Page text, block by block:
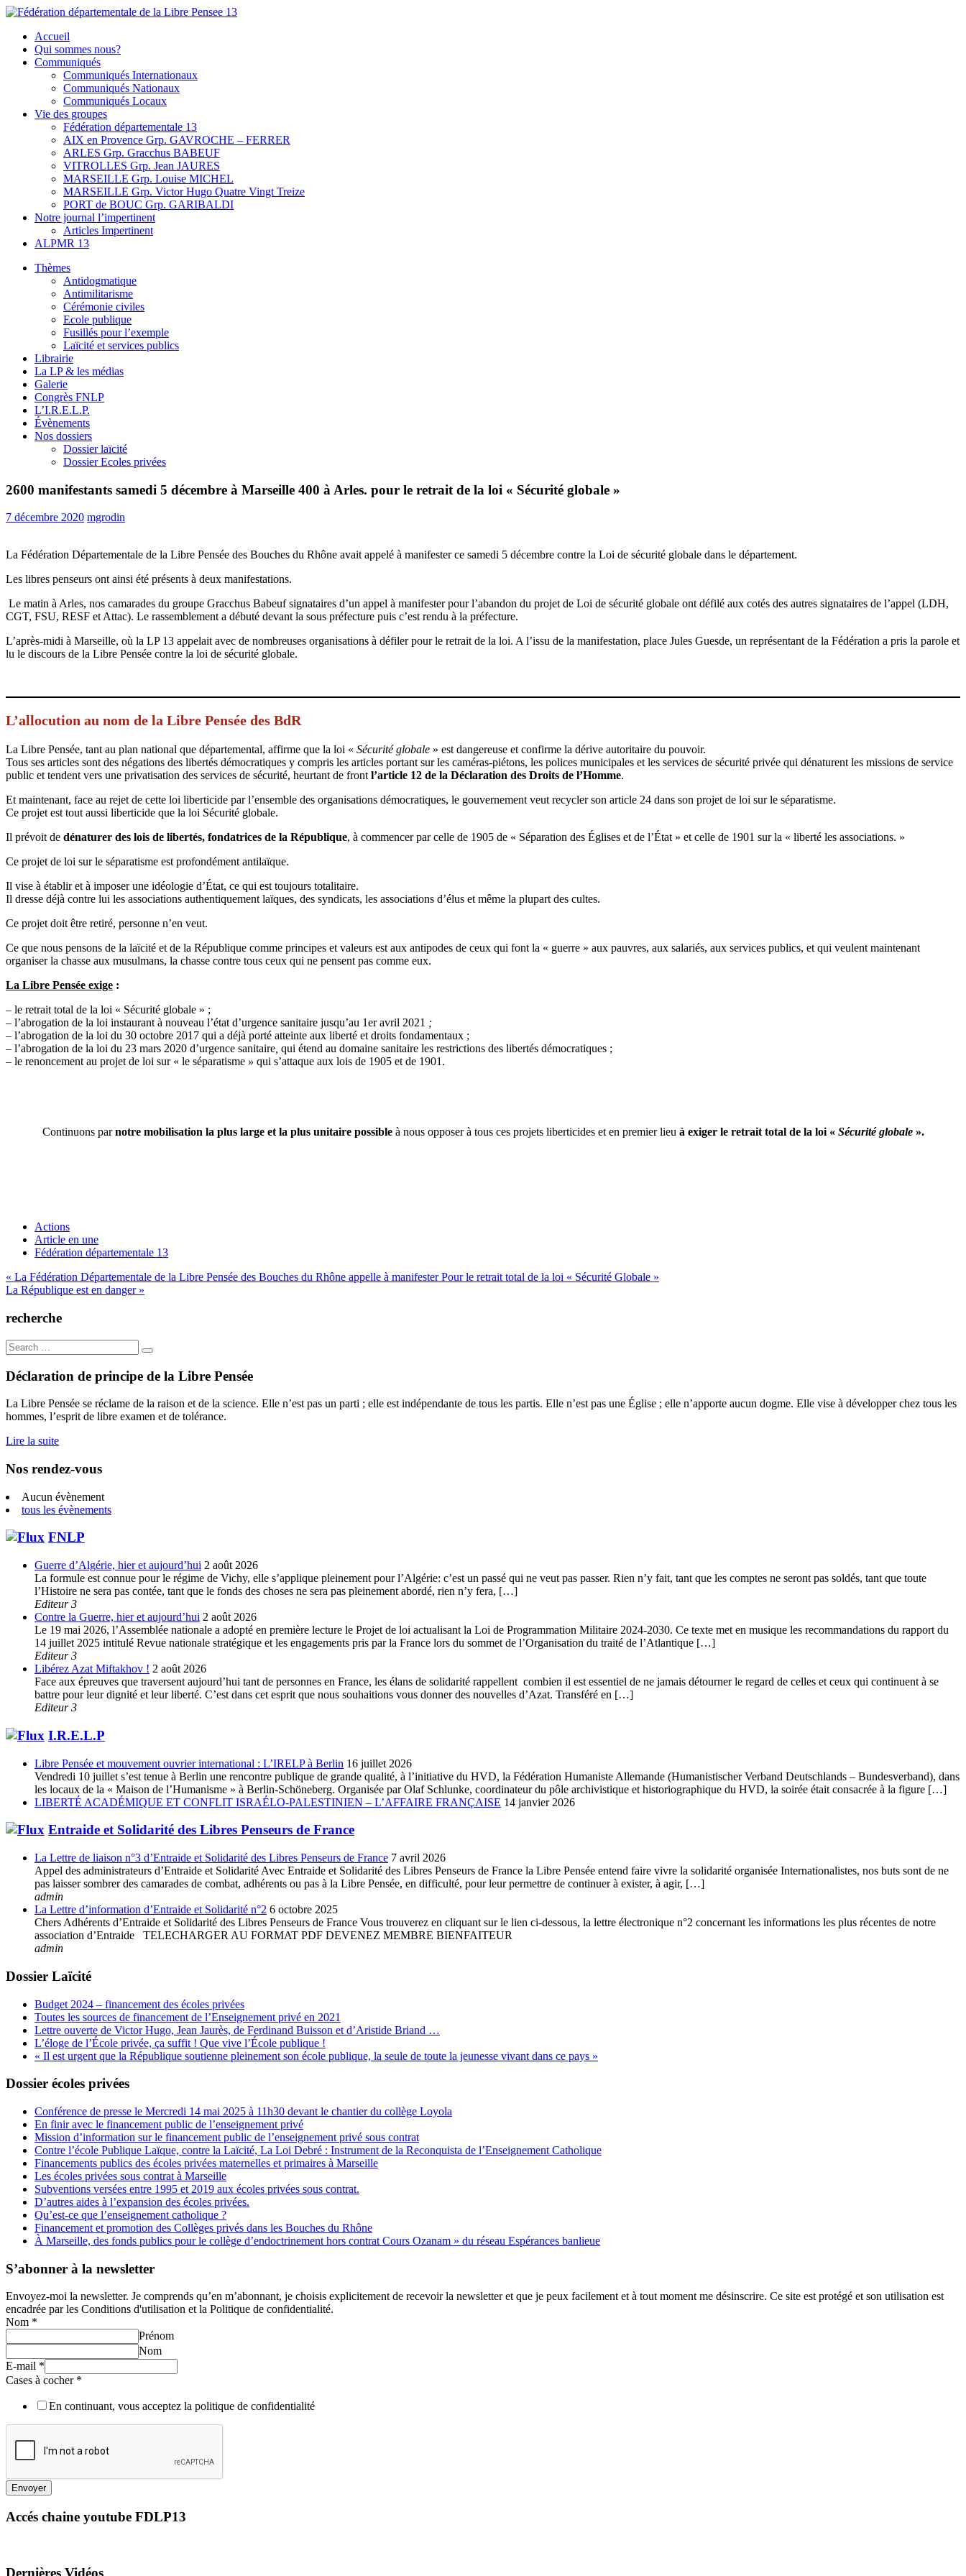
Skip
content
Fédération départementale de la Libre Pensee 13
Membre de la fédération Nationale de la Libre Pensée ni dieu ni maitre
Accueil
Qui sommes nous?
Communiqués
Communiqués Internationaux
Communiqués Nationaux
Communiqués Locaux
Vie des groupes
Fédération départementale 13
AIX en Provence Grp. GAVROCHE – FERRER
ARLES Grp. Gracchus BABEUF
VITROLLES Grp. Jean JAURES
MARSEILLE Grp. Louise MICHEL
MARSEILLE Grp. Victor Hugo Quatre Vingt Treize
PORT de BOUC Grp. GARIBALDI
Notre journal l’impertinent
Articles Impertinent
ALPMR 13
Thèmes
Antidogmatique
Antimilitarisme
Cérémonie civiles
Ecole publique
Fusillés pour l’exemple
Laïcité et services publics
Librairie
La LP & les médias
Galerie
Congrès FNLP
L’I.R.E.L.P.
Évènements
Nos dossiers
Dossier laïcité
Dossier Ecoles privées
2600 manifestants samedi 5 décembre à Marseille 400 à Arles. pour le retrait de la loi « Sécurité globale »
7 décembre 2020 mgrodin
La Fédération Départementale de la Libre Pensée des Bouches du Rhône avait appelé à manifester ce samedi 5 décembre contre la Loi de sécurité globale dans le département.
Les libres penseurs ont ainsi été présents à deux manifestations.
Le matin à Arles, nos camarades du groupe Gracchus Babeuf signataires d’un appel à manifester pour l’abandon du projet de Loi de sécurité globale ont défilé aux cotés des autres signataires de l’appel (LDH,
CGT, FSU, RESF et Attac). Le rassemblement a débuté devant la sous préfecture puis c’est rendu à la préfecture.
L’après-midi à Marseille, où la LP 13 appelait avec de nombreuses organisations à défiler pour le retrait de la loi. A l’issu de la manifestation, place Jules Guesde, un représentant de la Fédération a pris la parole et
lu le discours de la Libre Pensée contre la loi de sécurité globale.
L’allocution au nom de la Libre Pensée des BdR
La Libre Pensée, tant au plan national que départemental, affirme que la loi « Sécurité globale » est dangereuse et confirme la dérive autoritaire du pouvoir.
Tous ses articles sont des négations des libertés démocratiques y compris les articles portant sur les caméras-piétons, les polices municipales et les services de sécurité privée qui dénaturent les missions de service
public et tendent vers une privatisation des services de sécurité, heurtant de frontl’article 12 de la Déclaration des Droits de l’Homme.
Et maintenant, face au rejet de cette loi liberticide par l’ensemble des organisations démocratiques, le gouvernement veut recycler son article 24 dans son projet de loi sur le séparatisme.
Ce projet est tout aussi liberticide que la loi Sécurité globale.
Il prévoit de dénaturer des lois de libertés, fondatrices de la République, à commencer par celle de 1905 de « Séparation des Églises et de l’État » et celle de 1901 sur la « liberté les associations. »
Ce projet de loi sur le séparatisme est profondément antilaïque.
Il vise à établir et à imposer une idéologie d’État, ce qui est toujours totalitaire.
Il dresse déjà contre lui les associations authentiquement laïques, des syndicats, les associations d’élus et même la plupart des cultes.
Ce projet doit être retiré, personne n’en veut.
Ce que nous pensons de la laïcité et de la République comme principes et valeurs est aux antipodes de ceux qui font la « guerre » aux pauvres, aux salariés, aux services publics, et qui veulent maintenant
organiser la chasse aux musulmans, la chasse contre tous ceux qui ne pensent pas comme eux.
La Libre Pensée exige :
– le retrait total de la loi « Sécurité globale » ;
– l’abrogation de la loi instaurant à nouveau l’état d’urgence sanitaire jusqu’au 1er avril 2021 ;
– l’abrogation de la loi du 30 octobre 2017 qui a déjà porté atteinte aux liberté et droits fondamentaux ;
– l’abrogation de la loi du 23 mars 2020 d’urgence sanitaire, qui étend au domaine sanitaire les restrictions des libertés démocratiques ;
– le renoncement au projet de loi sur « le séparatisme » qui s’attaque aux lois de 1905 et de 1901.
Continuons parnotre mobilisation la plus large et la plus unitaire possibleà nous opposer à tous ces projets liberticides et en premier lieu à exiger le retrait total de la loi « Sécurité globale».
Actions
Article en une
Fédération départementale 13
Navigation
de
l’article
« La Fédération Départementale de la Libre Pensée des Bouches du Rhône appelle à manifester Pour le retrait total de la loi « Sécurité Globale »
La République est en danger »
recherche
Search
for:
Déclaration de principe de la Libre Pensée
La Libre Pensée se réclame de la raison et de la science. Elle n’est pas un parti ; elle est indépendante de tous les partis. Elle n’est pas une Église ; elle n’apporte aucun dogme. Elle vise à développer chez tous les
hommes, l’esprit de libre examen et de tolérance.
Lire la suite
Nos rendez-vous
Aucun évènement
tous les évènements
FNLP
Guerre d’Algérie, hier et aujourd’hui 2 août 2026
La formule est connue pour le régime de Vichy, elle s’applique pleinement pour l’Algérie: c’est un passé qui ne veut pas passer. Rien n’y fait, tant que les comptes ne seront pas soldés, tant que toute
l’Histoire ne sera pas contée, tant que le fonds des choses ne sera pas pleinement abordé, rien n’y fera, […]
Editeur 3
Contre la Guerre, hier et aujourd’hui 2 août 2026
Le 19 mai 2026, l’Assemblée nationale a adopté en première lecture le Projet de loi actualisant la Loi de Programmation Militaire 2024-2030. Ce texte met en musique les recommandations du rapport du
14 juillet 2025 intitulé Revue nationale stratégique et les engagements pris par la France lors du sommet de l’Organisation du traité de l’Atlantique […]
Editeur 3
Libérez Azat Miftakhov ! 2 août 2026
Face aux épreuves que traversent aujourd’hui tant de personnes en France, les élans de solidarité rappellent combien il est essentiel de ne jamais détourner le regard de celles et ceux qui continuent à se
battre pour leur dignité et leur liberté. C’est dans cet esprit que nous souhaitions vous donner des nouvelles d’Azat. Transféré en […]
Editeur 3
I.R.E.L.P
Libre Pensée et mouvement ouvrier international : L’IRELP à Berlin 16 juillet 2026
Vendredi 10 juillet s’est tenue à Berlin une rencontre publique de grande qualité, à l’initiative du HVD, la Fédération Humaniste Allemande (Humanistischer Verband Deutschlands – Bundesverband), dans
les locaux de la « Maison de l’Humanisme » à Berlin-Schöneberg. Organisée par Olaf Schlunke, coordinateur du pôle archivistique et historiographique du HVD, la soirée était consacrée à la figure […]
LIBERTÉ ACADÉMIQUE ET CONFLIT ISRAÉLO-PALESTINIEN – L’AFFAIRE FRANÇAISE 14 janvier 2026
Entraide et Solidarité des Libres Penseurs de France
La Lettre de liaison n°3 d’Entraide et Solidarité des Libres Penseurs de France 7 avril 2026
Appel des administrateurs d’Entraide et Solidarité Avec Entraide et Solidarité des Libres Penseurs de France la Libre Pensée entend faire vivre la solidarité organisée Internationalistes, nos buts sont de ne
pas laisser sombrer des camarades de combat, adhérents ou pas à la Libre Pensée, en difficulté, pour leur permettre de continuer à exister, à agir, […]
admin
La Lettre d’information d’Entraide et Solidarité n°2 6 octobre 2025
Chers Adhérents d’Entraide et Solidarité des Libres Penseurs de France Vous trouverez en cliquant sur le lien ci-dessous, la lettre électronique n°2 concernant les informations les plus récentes de notre
association d’Entraide TELECHARGER AU FORMAT PDF DEVENEZ MEMBRE BIENFAITEUR
admin
Dossier Laïcité
Budget 2024 – financement des écoles privées
Toutes les sources de financement de l’Enseignement privé en 2021
Lettre ouverte de Victor Hugo, Jean Jaurès, de Ferdinand Buisson et d’Aristide Briand …
L’éloge de l’École privée, ça suffit ! Que vive l’École publique !
« Il est urgent que la République soutienne pleinement son école publique, la seule de toute la jeunesse vivant dans ce pays »
Dossier écoles privées
Conférence de presse le Mercredi 14 mai 2025 à 11h30 devant le chantier du collège Loyola
En finir avec le financement public de l’enseignement privé
Mission d’information sur le financement public de l’enseignement privé sous contrat
Contre l’école Publique Laïque, contre la Laïcité, La Loi Debré : Instrument de la Reconquista de l’Enseignement Catholique
Financements publics des écoles privées maternelles et primaires à Marseille
Les écoles privées sous contrat à Marseille
Subventions versées entre 1995 et 2019 aux écoles privées sous contrat.
D’autres aides à l’expansion des écoles privées.
Qu’est-ce que l’enseignement catholique ?
Financement et promotion des Collèges privés dans les Bouches du Rhône
À Marseille, des fonds publics pour le collège d’endoctrinement hors contrat Cours Ozanam » du réseau Espérances banlieue
S’abonner à la newsletter
Envoyez-moi la newsletter. Je comprends qu’en m’abonnant, je choisis explicitement de recevoir la newsletter et que je peux facilement et à tout moment me désinscrire. Ce site est protégé et son utilisation est
encadrée par les Conditions d'utilisation et la Politique de confidentialité.
Nom *
Prénom
Nom
E-mail *
Cases à cocher *
En continuant, vous acceptez la politique de confidentialité
Envoyer
Accés chaine youtube FDLP13
Dernières Vidéos